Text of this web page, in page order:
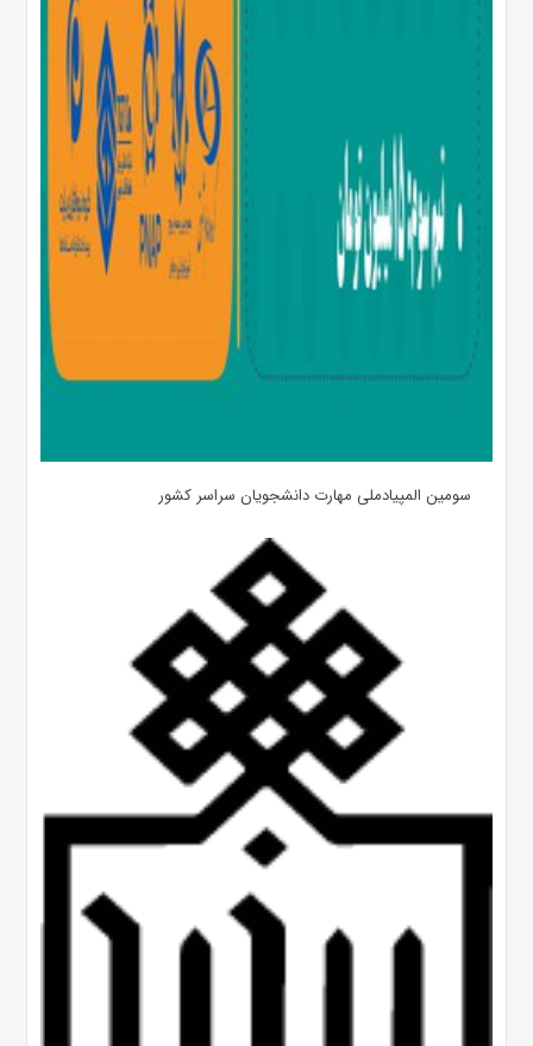
سومین المپیادملی مهارت دانشجویان سراسر کشور